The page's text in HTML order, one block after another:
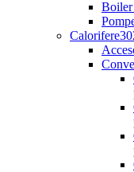
Boiler
Calorifere